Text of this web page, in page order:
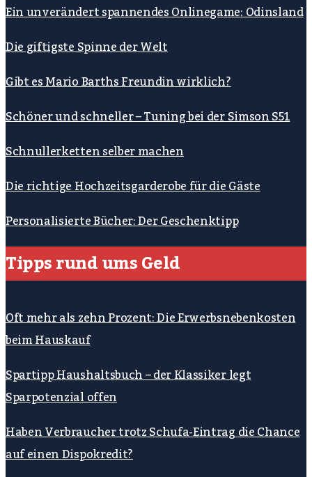
Ein unverändert spannendes Onlinegame: Odinsland
Die giftigste Spinne der Welt
Gibt es Mario Barths Freundin wirklich?
Schöner und schneller – Tuning bei der Simson S51
Schnullerketten selber machen
Die richtige Hochzeitsgarderobe für die Gäste
Personalisierte Bücher: Der Geschenktipp
Tipps rund ums Geld
Oft mehr als zehn Prozent: Die Erwerbsnebenkosten
beim Hauskauf
Spartipp Haushaltsbuch – der Klassiker legt
Sparpotenzial offen
Haben Verbraucher trotz Schufa-Eintrag die Chance
auf einen Dispokredit?